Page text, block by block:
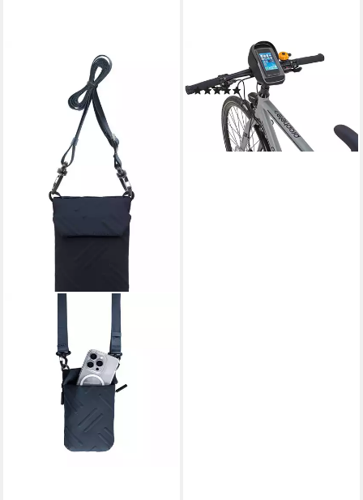
Smartphonetasche
(3)
ab 15,99 € UVP18,49 €
lieferbar - in 6-8 Werktagen bei dir